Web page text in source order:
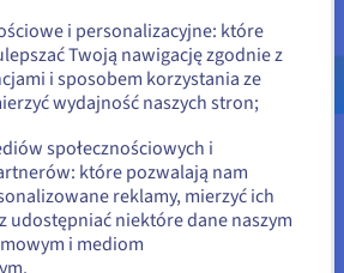
wizualizacji
i narzędzi, wizualizacja danych w
moc. Skuteczne wizualizacje
opowiadają historie, napędzają
perspektywy. W tej sekcji analizowane
website
Angielski USD - $
lub
stronie
i personalizacyjne: które
Twoją nawigację zgodnie z
i sposobem korzystania ze
wydajność naszych stron;
społecznościowych i
które pozwalają nam
reklamy, mierzyć ich
udostępniać niektóre dane naszym
i mediom